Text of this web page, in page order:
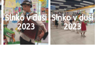
Slnko v duši
2023
Slnko v duši
2023